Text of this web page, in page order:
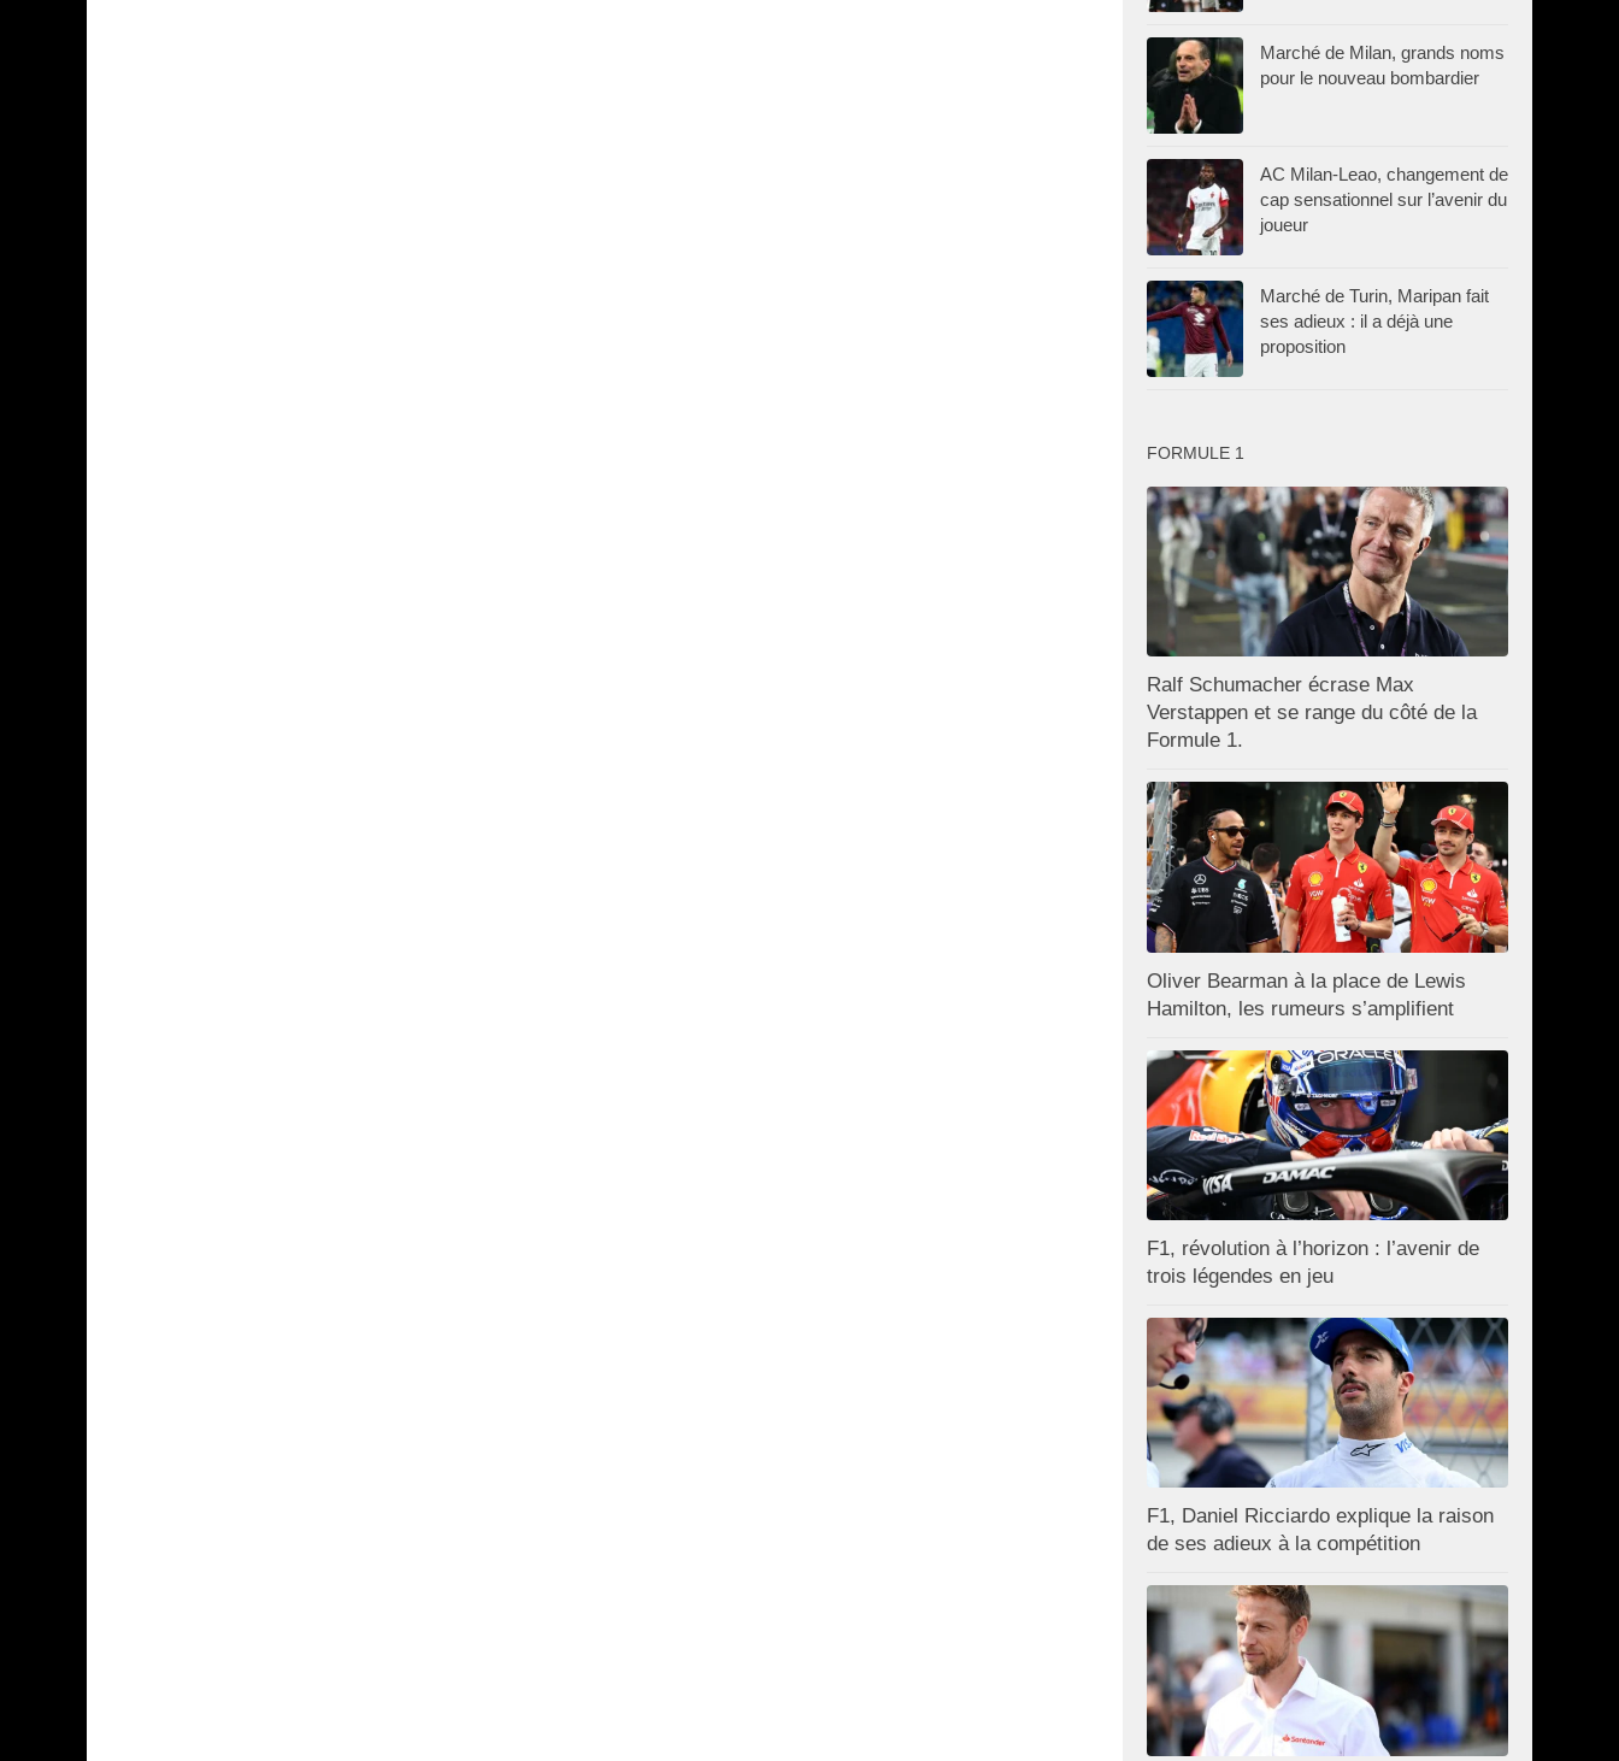
Marché de Milan, grands noms
pour le nouveau bombardier
AC Milan-Leao, changement de
cap sensationnel sur l’avenir du
joueur
Marché de Turin, Maripan fait
ses adieux : il a déjà une
proposition
FORMULE 1
Ralf Schumacher écrase Max
Verstappen et se range du côté de la
Formule 1.
Oliver Bearman à la place de Lewis
Hamilton, les rumeurs s’amplifient
F1, révolution à l’horizon : l’avenir de
trois légendes en jeu
F1, Daniel Ricciardo explique la raison
de ses adieux à la compétition